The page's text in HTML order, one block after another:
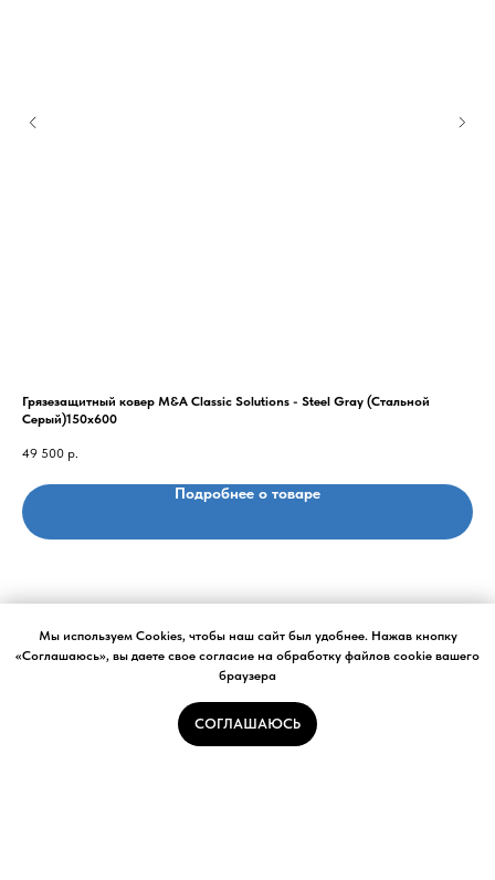
Мы используем Cookies, чтобы наш сайт был удобнее. Нажав кнопку
«Соглашаюсь», вы даете свое согласие на обработку файлов cookie вашего
браузера
СОГЛАШАЮСЬ
Грязезащитный ковер M&A Classic Solutions - Steel Gray (Стальной
Серый)150x600
49 500 р.
Подробнее о товаре
О нас Товары
Калькулятор грязезащитных ковров